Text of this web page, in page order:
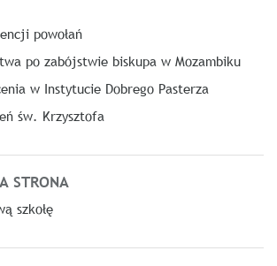
powołań
po zabójstwie biskupa w Mozambiku
w Instytucie Dobrego Pasterza
św. Krzysztofa
STRONA
szkołę